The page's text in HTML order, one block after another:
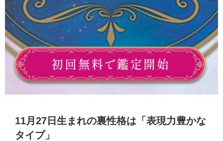
11月27日生まれの裏性格は「表現力豊かな
タイプ」